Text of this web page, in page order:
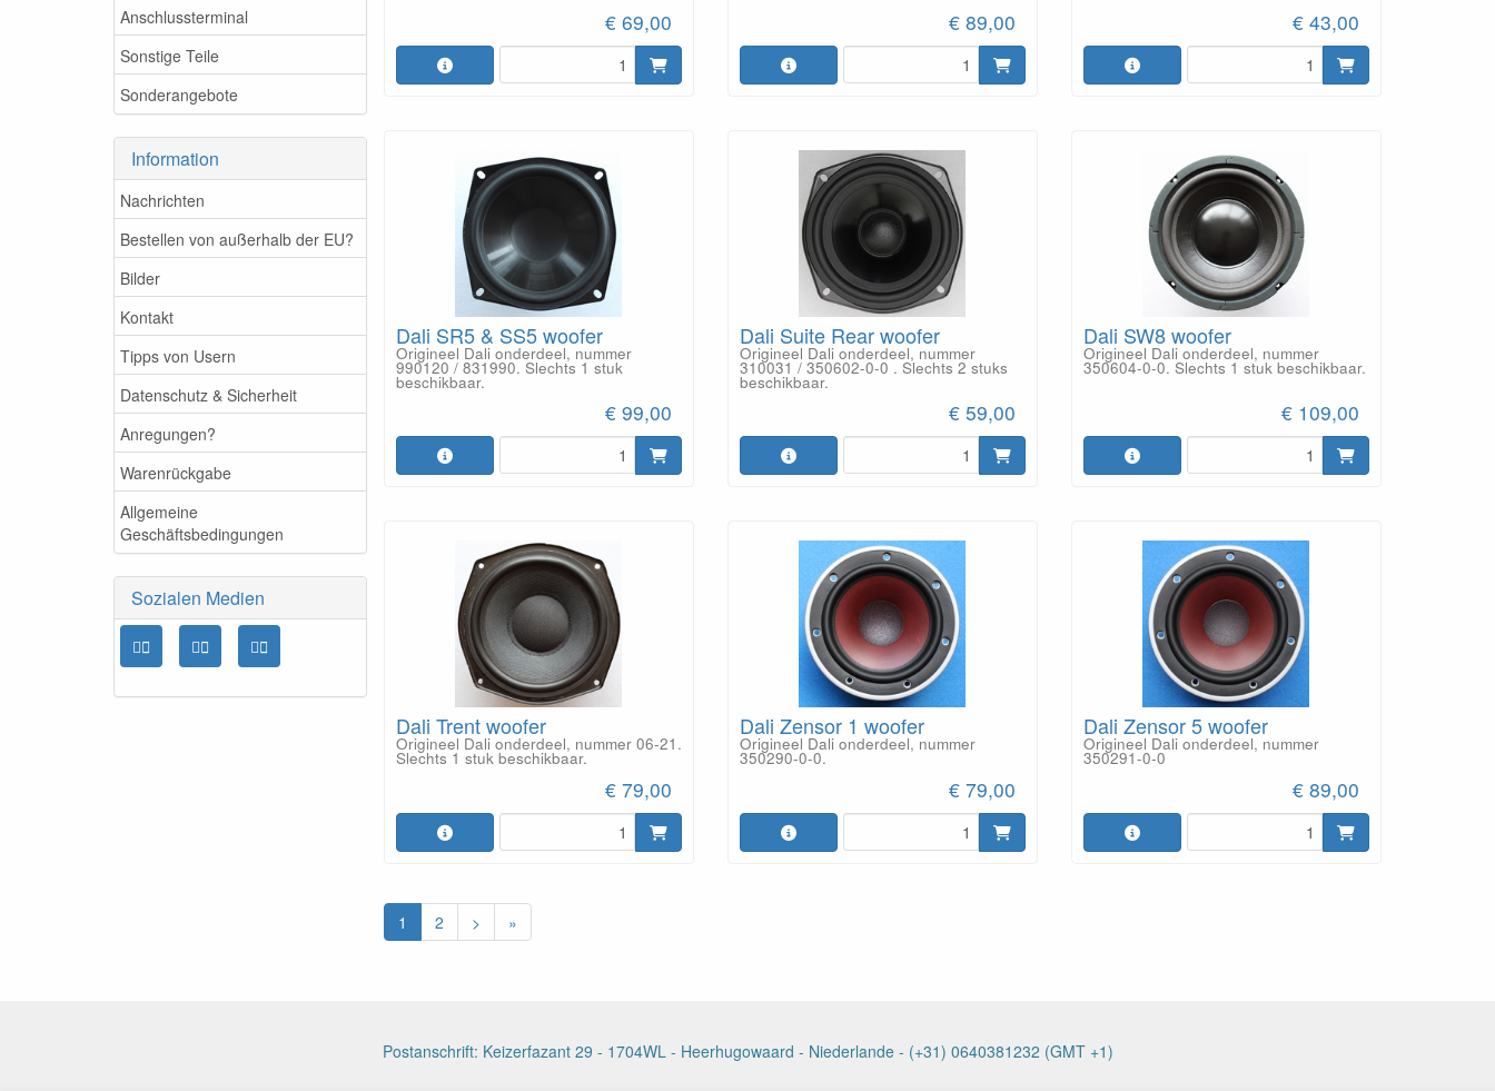
Anschlussterminal
Sonstige Teile
Sonderangebote
Information
Nachrichten
Bestellen von außerhalb der EU?
Bilder
Kontakt
Tipps von Usern
Datenschutz & Sicherheit
Anregungen?
Warenrückgabe
Allgemeine
Geschäftsbedingungen
Sozialen Medien
€ 69,00 € 89,00 € 43,00
Dali SR5 & SS5 woofer
Origineel Dali onderdeel, nummer
990120 / 831990. Slechts 1 stuk
beschikbaar.
€ 99,00
Dali Suite Rear woofer
Origineel Dali onderdeel, nummer
310031 / 350602-0-0 . Slechts 2 stuks
beschikbaar.
€ 59,00
Dali SW8 woofer
Origineel Dali onderdeel, nummer
350604-0-0. Slechts 1 stuk beschikbaar.
€ 109,00
Dali Trent woofer
Origineel Dali onderdeel, nummer 06-21.
Slechts 1 stuk beschikbaar.
€ 79,00
Dali Zensor 1 woofer
Origineel Dali onderdeel, nummer
350290-0-0.
€ 79,00
Dali Zensor 5 woofer
Origineel Dali onderdeel, nummer
350291-0-0
€ 89,00
1 2 > »
Postanschrift: Keizerfazant 29 - 1704WL - Heerhugowaard - Niederlande - (+31) 0640381232 (GMT +1)